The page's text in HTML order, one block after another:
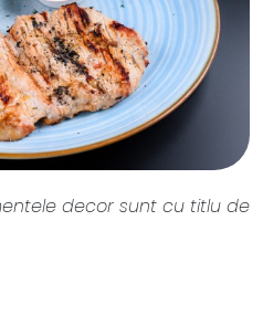
decor sunt cu titlu de